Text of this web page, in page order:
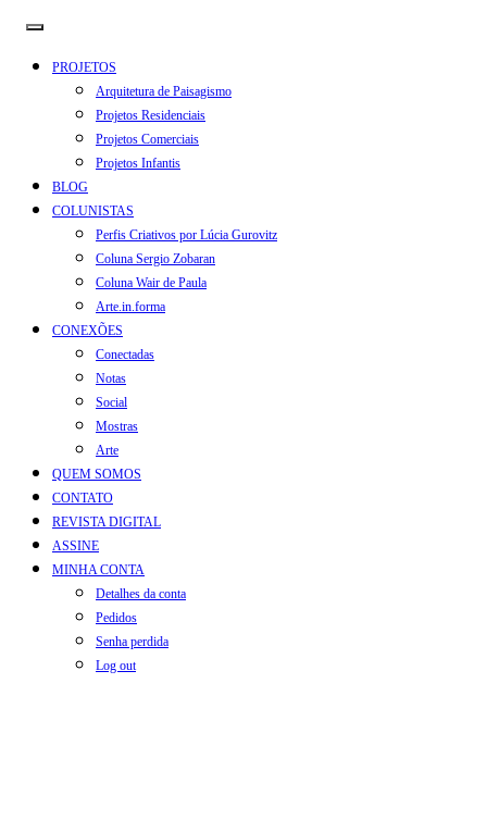
PROJETOS
Arquitetura de Paisagismo
Projetos Residenciais
Projetos Comerciais
Projetos Infantis
BLOG
COLUNISTAS
Perfis Criativos por Lúcia Gurovitz
Coluna Sergio Zobaran
Coluna Wair de Paula
Arte.in.forma
CONEXÕES
Conectadas
Notas
Social
Mostras
Arte
QUEM SOMOS
CONTATO
REVISTA DIGITAL
ASSINE
MINHA CONTA
Detalhes da conta
Pedidos
Senha perdida
Log out